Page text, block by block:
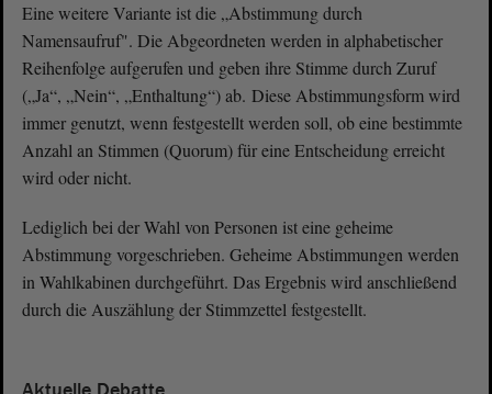
Eine weitere Variante ist die „Abstimmung durch
Namensaufruf". Die Abgeordneten werden in alphabetischer
Reihenfolge aufgerufen und geben ihre Stimme durch Zuruf
(„Ja“, „Nein“, „Enthaltung“) ab. Diese Abstimmungsform wird
immer genutzt, wenn festgestellt werden soll, ob eine bestimmte
Anzahl an Stimmen (Quorum) für eine Entscheidung erreicht
wird oder nicht.
Lediglich bei der Wahl von Personen ist eine geheime
Abstimmung vorgeschrieben. Geheime Abstimmungen werden
in Wahlkabinen durchgeführt. Das Ergebnis wird anschließend
durch die Auszählung der Stimmzettel festgestellt.